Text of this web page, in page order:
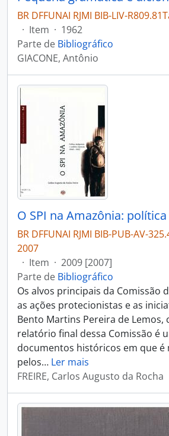
BR DFFUNAI RJMI BIB-LIV-
· Item · 1962
Parte de Bibliográfico
GIACONE, Antônio
BR DFFUNAI RJMI BIB-PUB-AV-
2007
· Item · 2009 [2007]
Parte de Bibliográfico
Os alvos principais da Comissão
as ações protecionistas e as
Bento Martins Pereira de Lemos,
relatório final dessa Comissão é
documentos históricos em que é
pelos… Ler mais
FREIRE, Carlos Augusto da Rocha